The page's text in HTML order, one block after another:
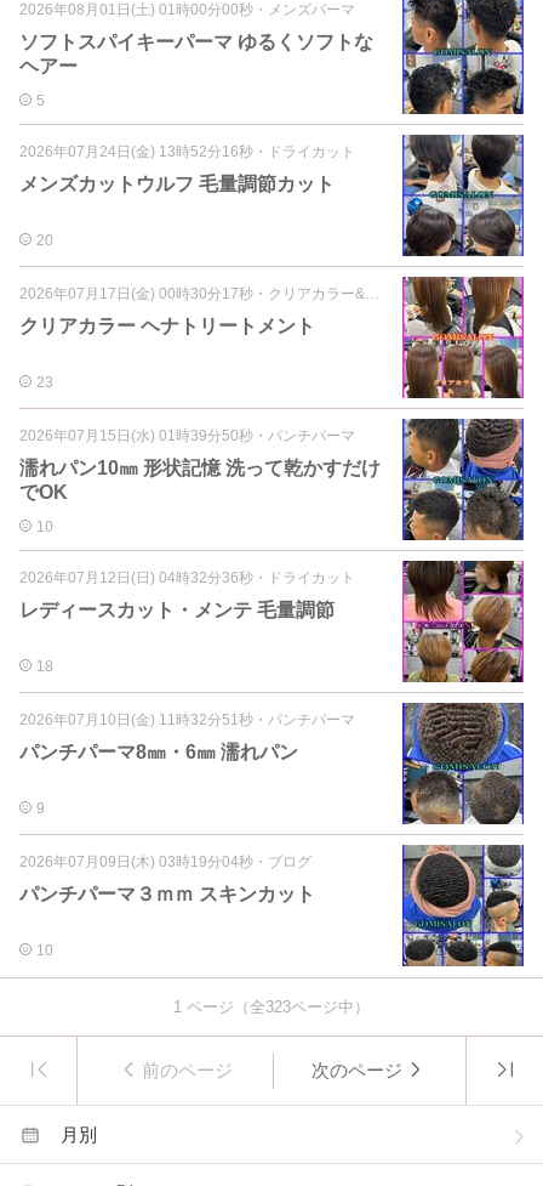
2026年08月01日(土) 01時00分00秒 ・ メンズパーマ
ソフトスパイキーパーマ ゆるくソフトな
ヘアー
5
2026年07月24日(金) 13時52分16秒 ・ ドライカット
メンズカットウルフ 毛量調節カット
20
2026年07月17日(金) 00時30分17秒 ・ クリアカラー&ヘナ
クリアカラー ヘナトリートメント
23
2026年07月15日(水) 01時39分50秒 ・ パンチパーマ
濡れパン10㎜ 形状記憶 洗って乾かすだけ
でOK
10
2026年07月12日(日) 04時32分36秒 ・ ドライカット
レディースカット・メンテ 毛量調節
18
2026年07月10日(金) 11時32分51秒 ・ パンチパーマ
パンチパーマ8㎜・6㎜ 濡れパン
9
2026年07月09日(木) 03時19分04秒 ・ ブログ
パンチパーマ３ｍｍ スキンカット
10
1 ページ（全323ページ中）
前のページ 次のページ
月別